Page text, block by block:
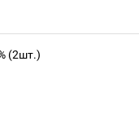
(2шт.)